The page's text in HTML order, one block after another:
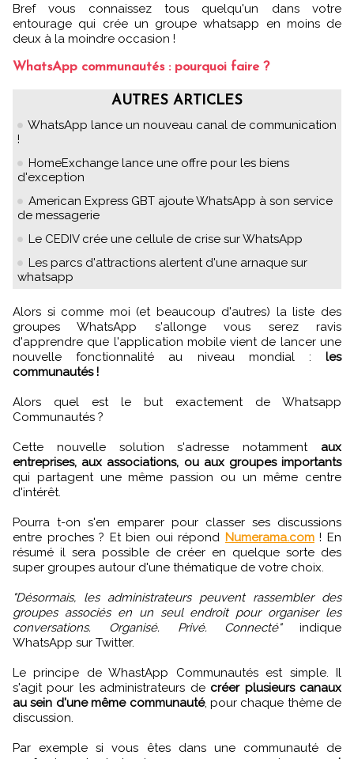
Bref vous connaissez tous quelqu'un dans votre
entourage qui crée un groupe whatsapp en moins de
deux à la moindre occasion !
WhatsApp communautés : pourquoi faire ?
AUTRES ARTICLES
WhatsApp lance un nouveau canal de communication
!
HomeExchange lance une offre pour les biens
d'exception
American Express GBT ajoute WhatsApp à son service
de messagerie
Le CEDIV crée une cellule de crise sur WhatsApp
Les parcs d'attractions alertent d'une arnaque sur
whatsapp
Alors si comme moi (et beaucoup d'autres) la liste des
groupes WhatsApp s'allonge vous serez ravis
d'apprendre que l'application mobile vient de lancer une
nouvelle fonctionnalité au niveau mondial : les
communautés !
Alors quel est le but exactement de Whatsapp
Communautés ?
Cette nouvelle solution s'adresse notamment aux
entreprises, aux associations, ou aux groupes importants
qui partagent une même passion ou un même centre
d'intérêt.
Pourra t-on s'en emparer pour classer ses discussions
entre proches ? Et bien oui répond Numerama.com! En
résumé il sera possible de créer en quelque sorte des
super groupes autour d'une thématique de votre choix.
"Désormais, les administrateurs peuvent rassembler des
groupes associés en un seul endroit pour organiser les
conversations. Organisé. Privé. Connecté"indique
WhatsApp sur Twitter.
Le principe de WhastApp Communautés est simple. Il
s'agit pour les administrateurs de créer plusieurs canaux
au sein d'une même communauté, pour chaque thème de
discussion.
Par exemple si vous êtes dans une communauté de